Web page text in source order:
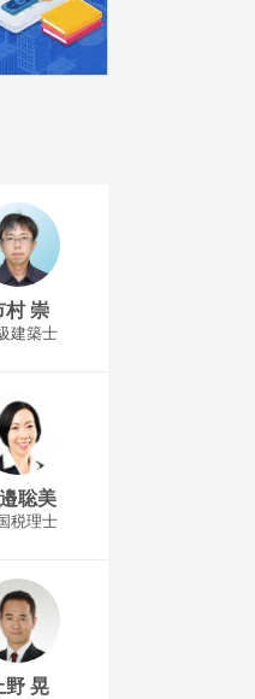
村 崇
建築士
聡美
税理士
野 晃